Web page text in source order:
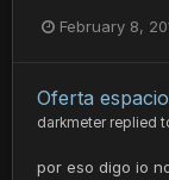
February 8,
Oferta espacio
darkmeter replied
por eso digo io